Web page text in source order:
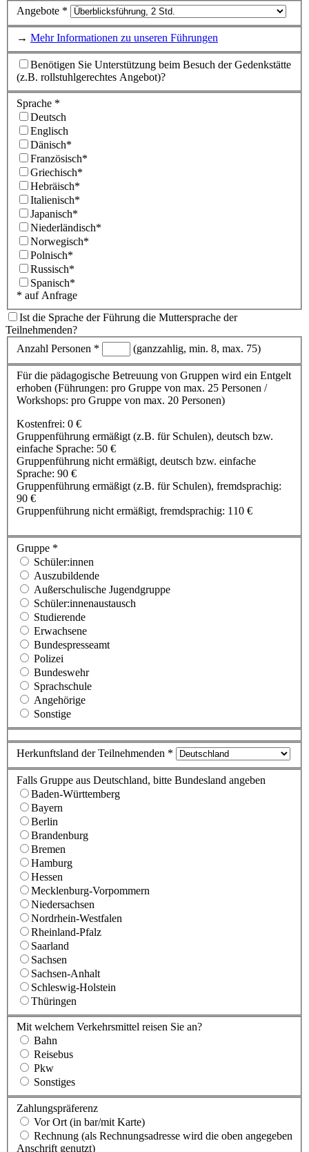
Angebote *
→ Mehr Informationen zu unseren Führungen
Benötigen Sie Unterstützung beim Besuch der Gedenkstätte
(z.B. rollstuhlgerechtes Angebot)?
Sprache *
Deutsch
Englisch
Dänisch*
Französisch*
Griechisch*
Hebräisch*
Italienisch*
Japanisch*
Niederländisch*
Norwegisch*
Polnisch*
Russisch*
Spanisch*
* auf Anfrage
Ist die Sprache der Führung die Muttersprache der
Teilnehmenden?
Anzahl Personen *
(ganzzahlig, min. 8, max. 75)
Für die pädagogische Betreuung von Gruppen wird ein Entgelt
erhoben (Führungen: pro Gruppe von max. 25 Personen /
Workshops: pro Gruppe von max. 20 Personen)
Kostenfrei: 0 €
Gruppenführung ermäßigt (z.B. für Schulen), deutsch bzw.
einfache Sprache: 50 €
Gruppenführung nicht ermäßigt, deutsch bzw. einfache
Sprache: 90 €
Gruppenführung ermäßigt (z.B. für Schulen), fremdsprachig:
90 €
Gruppenführung nicht ermäßigt, fremdsprachig: 110 €
Gruppe *
Schüler:innen
Auszubildende
Außerschulische Jugendgruppe
Schüler:innenaustausch
Studierende
Erwachsene
Bundespresseamt
Polizei
Bundeswehr
Sprachschule
Angehörige
Sonstige
Herkunftsland der Teilnehmenden *
Falls Gruppe aus Deutschland, bitte Bundesland angeben
Baden-Württemberg
Bayern
Berlin
Brandenburg
Bremen
Hamburg
Hessen
Mecklenburg-Vorpommern
Niedersachsen
Nordrhein-Westfalen
Rheinland-Pfalz
Saarland
Sachsen
Sachsen-Anhalt
Schleswig-Holstein
Thüringen
Mit welchem Verkehrsmittel reisen Sie an?
Bahn
Reisebus
Pkw
Sonstiges
Zahlungspräferenz
Vor Ort (in bar/mit Karte)
Rechnung (als Rechnungsadresse wird die oben angegeben
Anschrift genutzt)